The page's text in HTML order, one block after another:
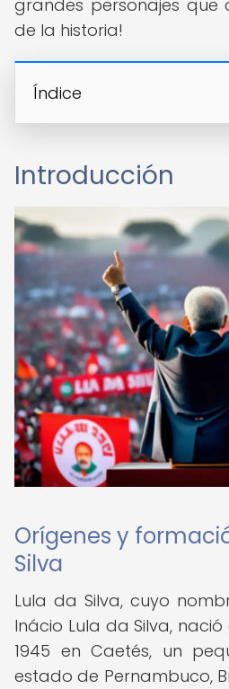
grandes personajes que
de la historia!
Índice
Introducción
Orígenes y
Silva
Lula da Silva, cuyo
Inácio Lula da Silva,
1945 en Caetés, un
estado de Pernambuco,